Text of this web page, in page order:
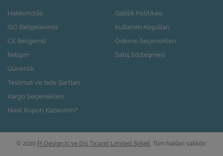
Hakkımızda
ISO Belgelerimiz
CE Belgemiz
İletişim
Güvenlik
Teslimat ve İade Şartları
Kargo Seçenekleri
Nasıl Kupon Kazanırım?
Gizlilik Politikası
Kullanım Koşulları
Ödeme Seçenekleri
Satış Sözleşmesi
© 2020 Pi Design İç ve Dış Ticaret Limited Şirketi. Tüm hakları saklıdır.